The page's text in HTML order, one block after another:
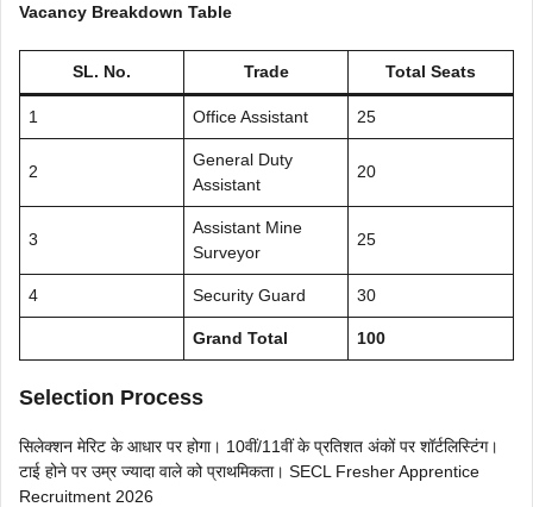
Vacancy Breakdown Table
SL. No. Trade Total Seats
1 Office Assistant 25
2
General Duty
Assistant
20
3
Assistant Mine
Surveyor
25
4 Security Guard 30
Grand Total 100
Selection Process
सिलेक्शन मेरिट के आधार पर होगा। 10वीं/11वीं के प्रतिशत अंकों पर शॉर्टलिस्टिंग।
टाई होने पर उम्र ज्यादा वाले को प्राथमिकता। SECL Fresher Apprentice
Recruitment 2026